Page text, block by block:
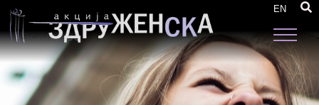
EN
на директните услуги за жртвите на семејно
насилство